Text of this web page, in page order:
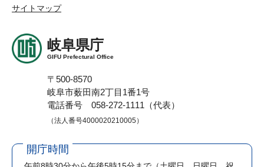
サイトマップ
岐阜県庁
GIFU Prefectural Office
〒500-8570
岐阜市薮田南2丁目1番1号
電話番号 058-272-1111（代表）
（法人番号4000020210005）
開庁時間